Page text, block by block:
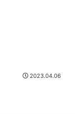
2023.04.06